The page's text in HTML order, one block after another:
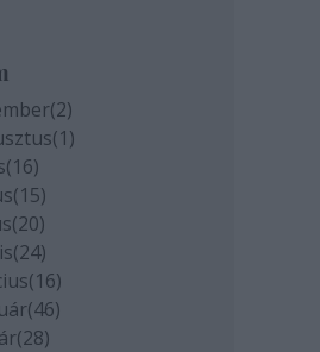
(2)
(1)
(16)
(15)
(20)
(24)
(16)
(46)
(28)